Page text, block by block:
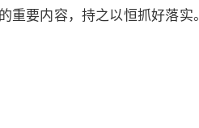
重要内容，持之以恒抓好落实